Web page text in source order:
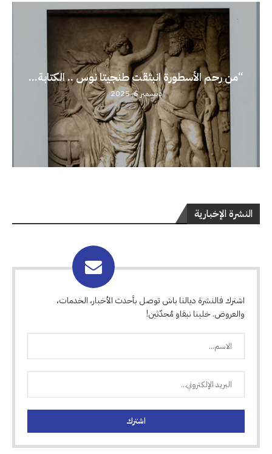
“من رحم الأسطورة انبثقت طنجيتا نوس .. الكتابة...
ديسمبر 6, 2025
النشرة الإخبارية
اشترك فالنشرة ديالنا باش توصل بأحدث الأخبار، الخدمات،
والعروض. خلينا نبقاو مُحدّثين!